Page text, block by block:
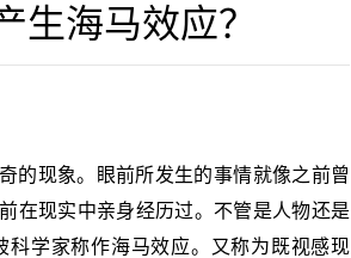
生海马效应？
的现象。眼前所发生的事情就像之前曾
在现实中亲身经历过。不管是人物还是
学家称作海马效应。又称为既视感现